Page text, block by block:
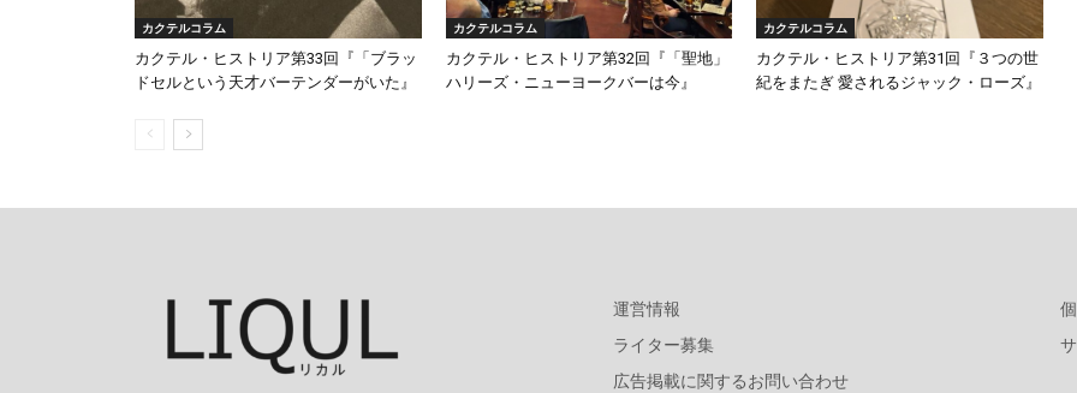
カクテルコラム
カクテル・ヒストリア第33回『「ブラッ
ドセルという天才バーテンダーがいた』
カクテルコラム
カクテル・ヒストリア第32回『「聖地」
ハリーズ・ニューヨークバーは今』
カクテルコラム
カクテル・ヒストリア第31回『３つの世
紀をまたぎ 愛されるジャック・ローズ』
運営情報
ライター募集
広告掲載に関するお問い合わせ